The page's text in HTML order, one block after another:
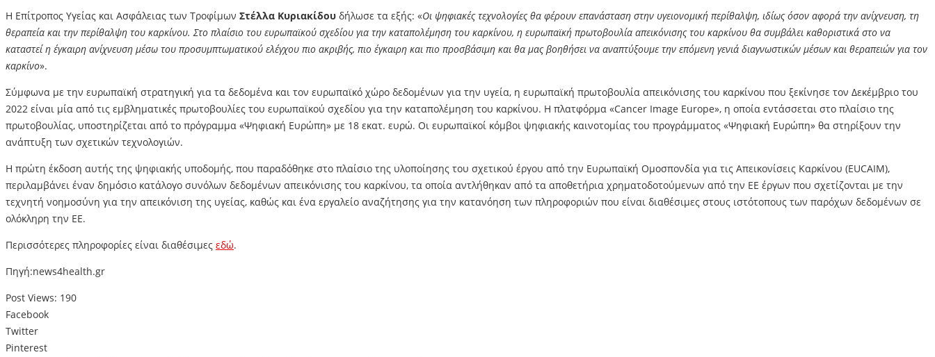
Η Επίτροπος Υγείας και Ασφάλειας των Τροφίμων Στέλλα Κυριακίδου δήλωσε τα εξής: «Οι ψηφιακές τεχνολογίες θα φέρουν επανάσταση στην υγειονομική περίθαλψη, ιδίως όσον αφορά την ανίχνευση, τη
θεραπεία και την περίθαλψη του καρκίνου. Στο πλαίσιο του ευρωπαϊκού σχεδίου για την καταπολέμηση του καρκίνου, η ευρωπαϊκή πρωτοβουλία απεικόνισης του καρκίνου θα συμβάλει καθοριστικά στο να
καταστεί η έγκαιρη ανίχνευση μέσω του προσυμπτωματικού ελέγχου πιο ακριβής, πιο έγκαιρη και πιο προσβάσιμη και θα μας βοηθήσει να αναπτύξουμε την επόμενη γενιά διαγνωστικών μέσων και θεραπειών για τον
καρκίνο».
Σύμφωνα με την ευρωπαϊκή στρατηγική για τα δεδομένα και τον ευρωπαϊκό χώρο δεδομένων για την υγεία, η ευρωπαϊκή πρωτοβουλία απεικόνισης του καρκίνου που ξεκίνησε τον Δεκέμβριο του
2022 είναι μία από τις εμβληματικές πρωτοβουλίες του ευρωπαϊκού σχεδίου για την καταπολέμηση του καρκίνου. Η πλατφόρμα «Cancer Image Europe», η οποία εντάσσεται στο πλαίσιο της
πρωτοβουλίας, υποστηρίζεται από το πρόγραμμα «Ψηφιακή Ευρώπη» με 18 εκατ. ευρώ. Οι ευρωπαϊκοί κόμβοι ψηφιακής καινοτομίας του προγράμματος «Ψηφιακή Ευρώπη» θα στηρίξουν την
ανάπτυξη των σχετικών τεχνολογιών.
Η πρώτη έκδοση αυτής της ψηφιακής υποδομής, που παραδόθηκε στο πλαίσιο της υλοποίησης του σχετικού έργου από την Ευρωπαϊκή Ομοσπονδία για τις Απεικονίσεις Καρκίνου (EUCAIM),
περιλαμβάνει έναν δημόσιο κατάλογο συνόλων δεδομένων απεικόνισης του καρκίνου, τα οποία αντλήθηκαν από τα αποθετήρια χρηματοδοτούμενων από την ΕΕ έργων που σχετίζονται με την
τεχνητή νοημοσύνη για την απεικόνιση της υγείας, καθώς και ένα εργαλείο αναζήτησης για την κατανόηση των πληροφοριών που είναι διαθέσιμες στους ιστότοπους των παρόχων δεδομένων σε
ολόκληρη την ΕΕ.
Περισσότερες πληροφορίες είναι διαθέσιμες εδώ.
Πηγή:news4health.gr
Post Views: 190
Facebook
Twitter
Pinterest